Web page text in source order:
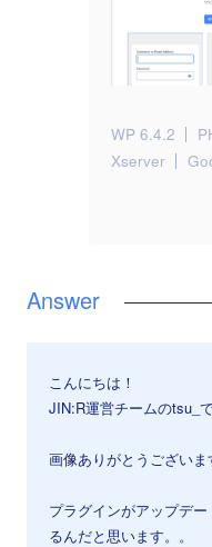
WP 6.4.2
Xserver
こんにちは！
JIN:R運営チームのtsu_で
画像ありがとうございま
プラグインがアップデ
るんだと思います。。